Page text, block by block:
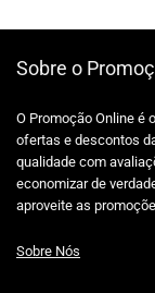
Sobre o
O Promoção Online é
ofertas e descontos
qualidade com
economizar de
aproveite as
Sobre Nós